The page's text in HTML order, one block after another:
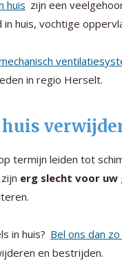
huis zijn een
huis, vochtige
in regio Herselt.
termijn leiden tot
erg slecht voor uw
in huis? Bel ons dan
en bestrijden.